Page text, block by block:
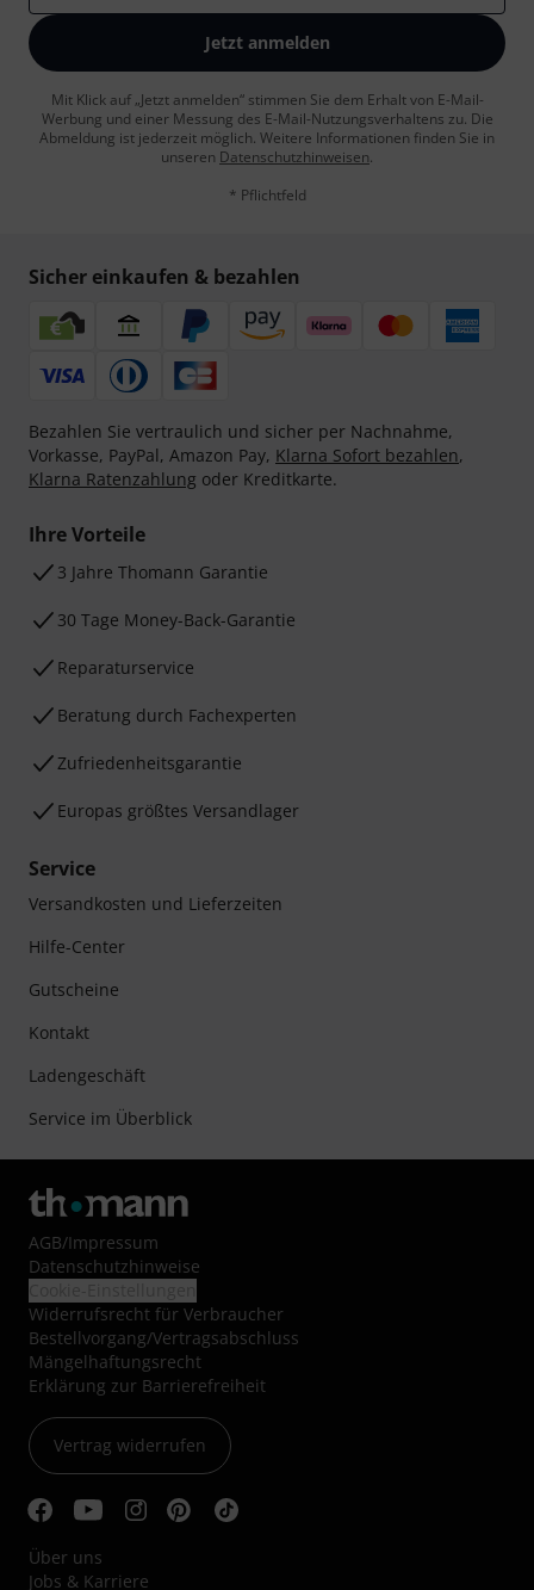
Jetzt anmelden
Mit Klick auf „Jetzt anmelden“ stimmen Sie dem Erhalt von E-Mail-
Werbung und einer Messung des E-Mail-Nutzungsverhaltens zu. Die
Abmeldung ist jederzeit möglich. Weitere Informationen finden Sie in
unseren Datenschutzhinweisen.
* Pflichtfeld
Sicher einkaufen & bezahlen
Bezahlen Sie vertraulich und sicher per Nachnahme,
Vorkasse, PayPal, Amazon Pay, Klarna Sofort bezahlen,
Klarna Ratenzahlung oder Kreditkarte.
Ihre Vorteile
3 Jahre Thomann Garantie
30 Tage Money-Back-Garantie
Reparaturservice
Beratung durch Fachexperten
Zufriedenheitsgarantie
Europas größtes Versandlager
Service
Versandkosten und Lieferzeiten
Hilfe-Center
Gutscheine
Kontakt
Ladengeschäft
Service im Überblick
AGB/Impressum
Datenschutzhinweise
Widerrufsrecht für Verbraucher
Bestellvorgang/Vertragsabschluss
Mängelhaftungsrecht
Erklärung zur Barrierefreiheit
Vertrag widerrufen
Über uns
Jobs & Karriere